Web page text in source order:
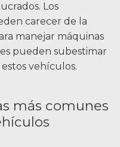
Los
carecer de la
manejar máquinas
pueden subestimar
vehículos.
más comunes